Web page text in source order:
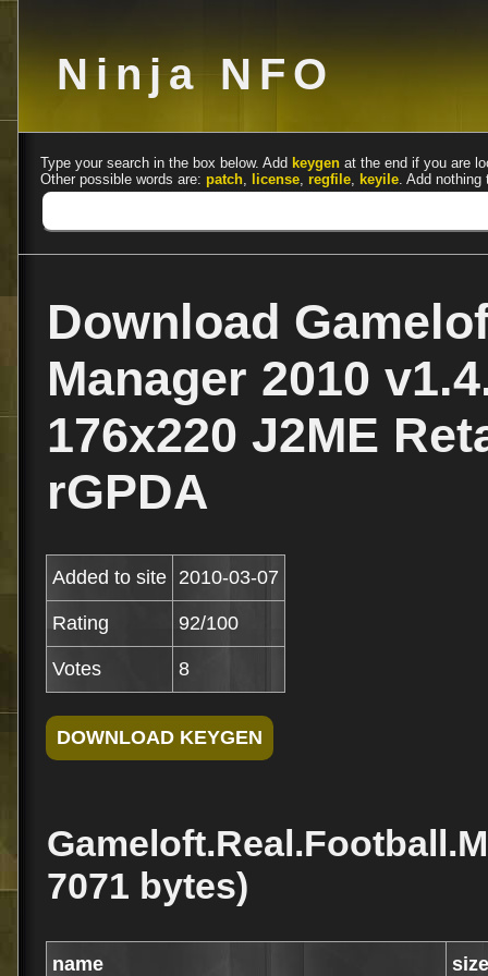
Ninja NFO
Type your search in the box below. Add keygen at the end if you are
Other possible words are: patch, license, regfile, keyile. Add nothing
Download
Manager 2010
176x220 J2ME
rGPDA
Added to site 2010-03-07
Rating 92/100
Votes 8
7071 bytes)
name size